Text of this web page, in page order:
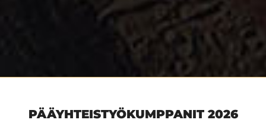
PÄÄYHTEISTYÖKUMPPANIT 2026